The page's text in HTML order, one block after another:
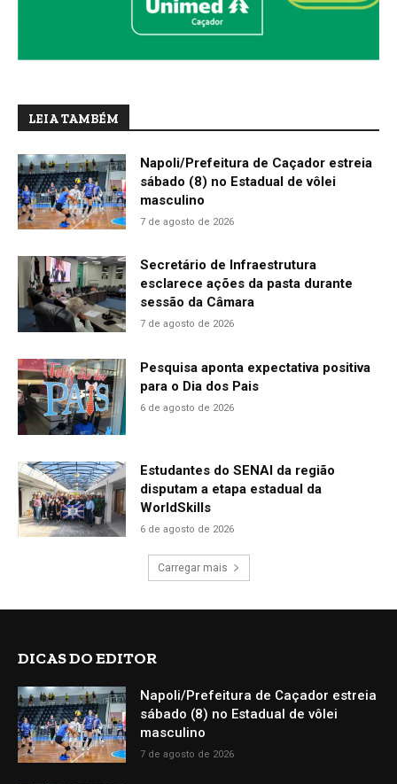
LEIA TAMBÉM
Napoli/Prefeitura de Caçador estreia
sábado (8) no Estadual de vôlei
masculino
7 de agosto de 2026
Secretário de Infraestrutura
esclarece ações da pasta durante
sessão da Câmara
7 de agosto de 2026
Pesquisa aponta expectativa positiva
para o Dia dos Pais
6 de agosto de 2026
Estudantes do SENAI da região
disputam a etapa estadual da
WorldSkills
6 de agosto de 2026
Carregar mais
DICAS DO EDITOR
Napoli/Prefeitura de Caçador estreia
sábado (8) no Estadual de vôlei
masculino
7 de agosto de 2026